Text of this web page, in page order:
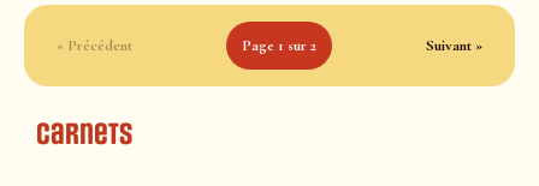
« Précédent Page 1 sur 2 Suivant »
Carnets